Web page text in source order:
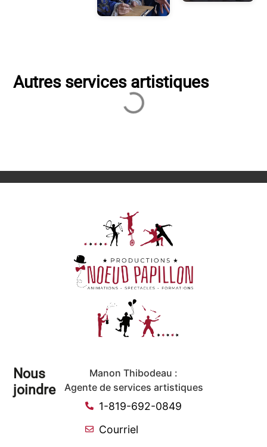
Autres services artistiques
Nous
joindre
Manon Thibodeau :
Agente de services artistiques
1-819-692-0849
Courriel